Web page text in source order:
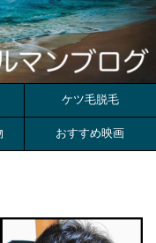
ケツ毛脱毛
おすすめ映画